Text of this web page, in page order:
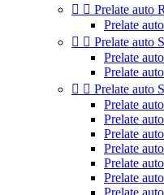
  Prelate auto
Prelate
  Prelate auto
Prelate
Prelate
  Prelate auto
Prelate
Prelate
Prelate
Prelate
Prelate
Prelate
Prelate